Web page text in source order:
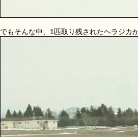
でもそんな中、1匹取り残されたヘラジ